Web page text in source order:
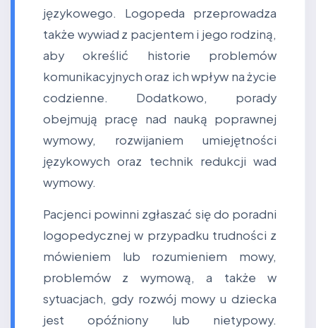
językowego. Logopeda przeprowadza
także wywiad z pacjentem i jego rodziną,
aby określić historie problemów
komunikacyjnych oraz ich wpływ na życie
codzienne. Dodatkowo, porady
obejmują pracę nad nauką poprawnej
wymowy, rozwijaniem umiejętności
językowych oraz technik redukcji wad
wymowy.
Pacjenci powinni zgłaszać się do poradni
logopedycznej w przypadku trudności z
mówieniem lub rozumieniem mowy,
problemów z wymową, a także w
sytuacjach, gdy rozwój mowy u dziecka
jest opóźniony lub nietypowy.